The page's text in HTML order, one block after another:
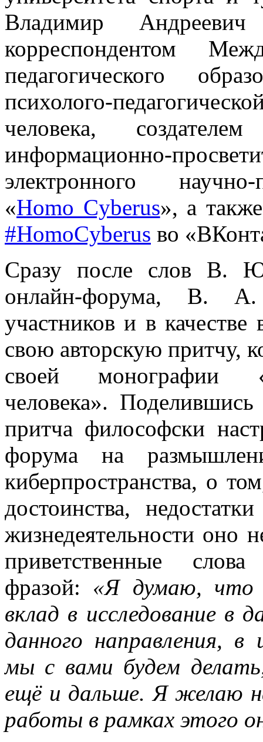
Владимир
корреспондентом
педагогического
психолого-
человека,
информационно-
электронного
«Homo Cyberus», а
#HomoCyberus во
Сразу после слов В.
онлайн-форума, В. А.
участников и в качестве
свою авторскую притчу,
своей монографии
человека».
притча философски
форума на
киберпространства, о
достоинства,
жизнедеятельности оно
приветственные
фразой: «Я думаю, что
вклад в исследование в
данного направления, в
мы с вами будем
ещё и дальше. Я желаю
работы в рамках этого